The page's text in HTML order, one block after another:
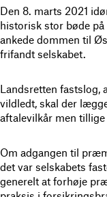
Den 8. marts 2021
historisk stor bøde
ankede dommen til
frifandt selskabet.
Landsretten
vildledt, skal der
aftalevilkår men
Om adgangen til
det var selskabets
generelt at forhøje